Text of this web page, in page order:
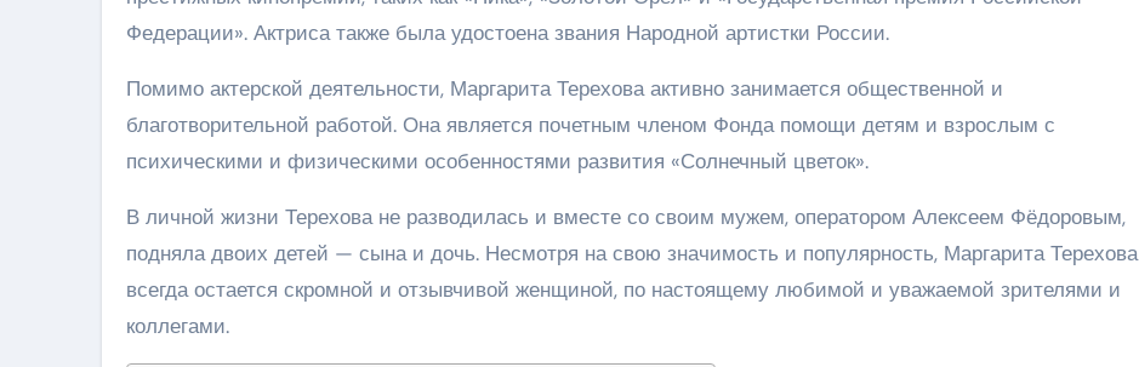
Федерации». Актриса также была удостоена звания Народной артистки России.
Помимо актерской деятельности, Маргарита Терехова активно занимается общественной и
благотворительной работой. Она является почетным членом Фонда помощи детям и взрослым с
психическими и физическими особенностями развития «Солнечный цветок».
В личной жизни Терехова не разводилась и вместе со своим мужем, оператором Алексеем Фёдоровым,
подняла двоих детей — сына и дочь. Несмотря на свою значимость и популярность, Маргарита Терехова
всегда остается скромной и отзывчивой женщиной, по настоящему любимой и уважаемой зрителями и
коллегами.